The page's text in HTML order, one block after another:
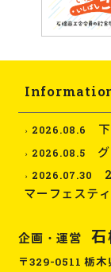
2026.08.6
2026.08.5
2026.07.30
マーフェステ
企画・運営
〒329-0511 栃